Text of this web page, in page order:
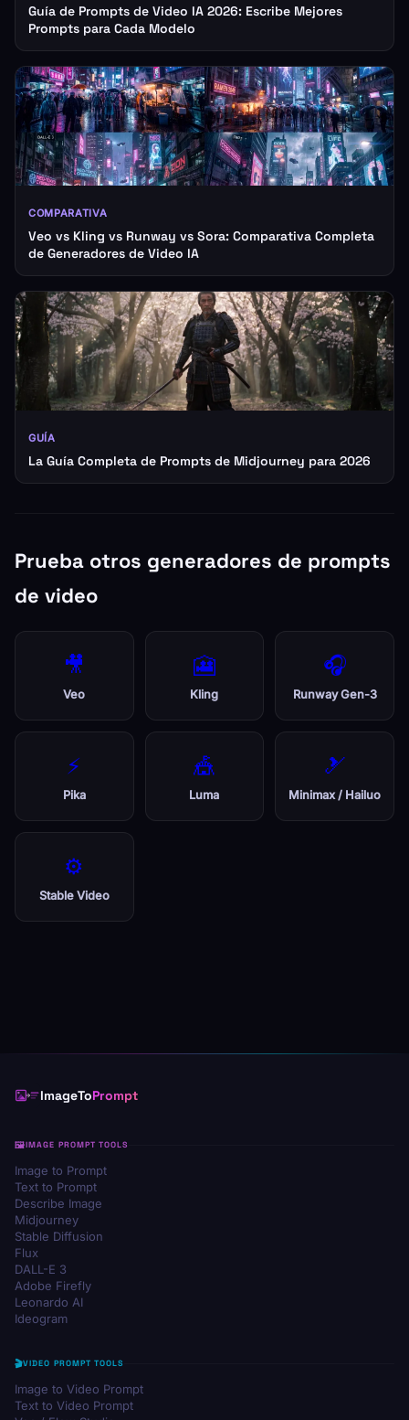
Guía de Prompts de Video IA 2026: Escribe Mejores
Prompts para Cada Modelo
COMPARATIVA
Veo vs Kling vs Runway vs Sora: Comparativa Completa
de Generadores de Video IA
GUÍA
La Guía Completa de Prompts de Midjourney para 2026
Prueba otros generadores de prompts
de video
🎥
Veo
🎦
Kling
🎧
Runway Gen-3
⚡
Pika
🎪
Luma
🎿
Minimax / Hailuo
⚙️
Stable Video
ImageToPrompt
IMAGE PROMPT TOOLS
Image to Prompt
Text to Prompt
Describe Image
Midjourney
Stable Diffusion
Flux
DALL-E 3
Adobe Firefly
Leonardo AI
Ideogram
VIDEO PROMPT TOOLS
Image to Video Prompt
Text to Video Prompt